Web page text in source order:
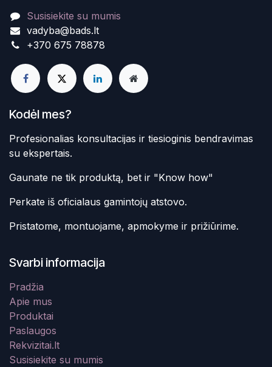
Susisiekite su mumis
vadyba@bads.lt
+370 675 78878
Kodėl mes?
Profesionalias konsultacijas ir tiesioginis bendravimas
su ekspertais.
Gaunate ne tik produktą, bet ir "Know how"
Perkate iš oficialaus gamintojų atstovo.
Pristatome, montuojame, apmokyme ir prižiūrime.
Svarbi informacija
Pradžia
Apie mus
Produktai
Paslaugos
Rekvizitai.lt
Susisiekite su mumis